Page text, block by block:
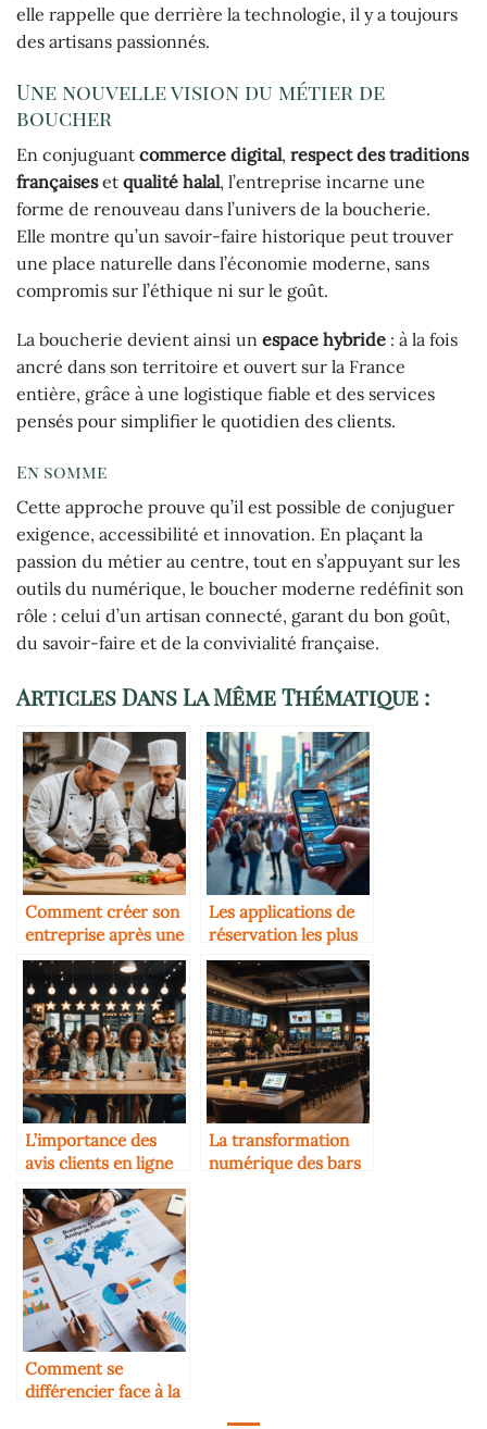
elle rappelle que derrière la technologie, il y a toujours
des artisans passionnés.
Une nouvelle vision du métier de
boucher
En conjuguant commerce digital, respect des traditions
françaiseset qualité halal, l’entreprise incarne une
forme de renouveau dans l’univers de la boucherie.
Elle montre qu’un savoir-faire historique peut trouver
une place naturelle dans l’économie moderne, sans
compromis sur l’éthique ni sur le goût.
La boucherie devient ainsi un espace hybride : à la fois
ancré dans son territoire et ouvert sur la France
entière, grâce à une logistique fiable et des services
pensés pour simplifier le quotidien des clients.
En somme
Cette approche prouve qu’il est possible de conjuguer
exigence, accessibilité et innovation. En plaçant la
passion du métier au centre, tout en s’appuyant sur les
outils du numérique, le boucher moderne redéfinit son
rôle : celui d’un artisan connecté, garant du bon goût,
du savoir-faire et de la convivialité française.
Articles Dans La Même Thématique :
Comment créer son
entreprise après une
formation food
Les applications de
réservation les plus
utilisées en 2025
L’importance des
avis clients en ligne
La transformation
numérique des bars
Comment se
différencier face à la